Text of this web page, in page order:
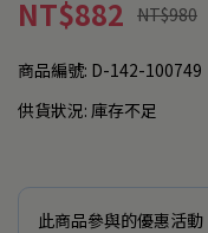
NT$882 NT$980
商品編號: D-142-100749
供貨狀況: 庫存不足
此商品參與的優惠活動